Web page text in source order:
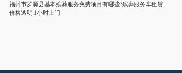
福州市罗源县基本殡葬服务免费项目有哪些?殡葬服务车租赁,
价格透明,1小时上门